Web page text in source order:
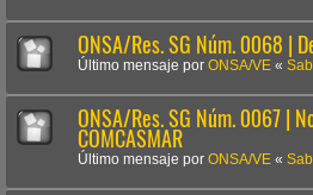
ONSA/Res. SG Núm. 0068 |
Último mensaje por ONSA/VE «
ONSA/Res. SG Núm. 0067 |
COMCASMAR
Último mensaje por ONSA/VE «